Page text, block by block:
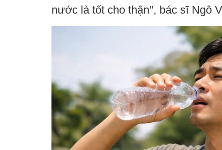
nước là tốt cho thận", bác sĩ Ngô